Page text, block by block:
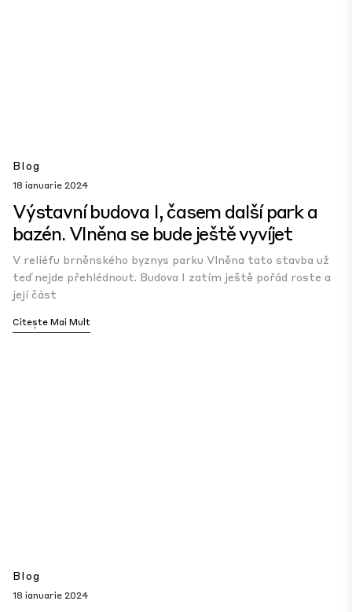
Blog
18 ianuarie 2024
Výstavní budova I, časem další park a
bazén. Vlněna se bude ještě vyvíjet
V reliéfu brněnského byznys parku Vlněna tato stavba už
teď nejde přehlédnout. Budova I zatím ještě pořád roste a
její část
Citește Mai Mult
Blog
18 ianuarie 2024